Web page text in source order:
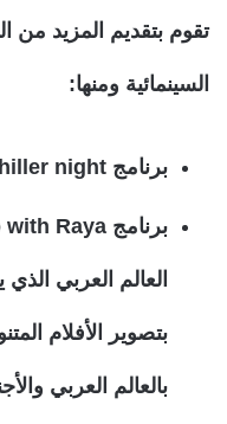
تقوم بتقديم المزيد من
السينمائية ومنها:
برنامج chiller night
العالم العربي
بتصوير الأفلام
بالعالم العربي